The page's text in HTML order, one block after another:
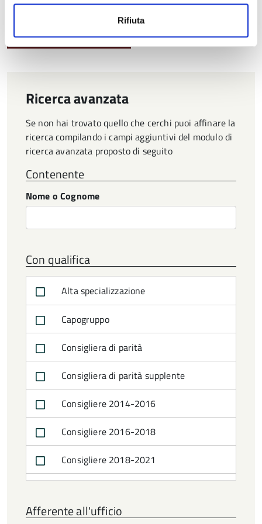
Rifiuta
Pagina1 Pagina
successiva
Ricerca avanzata
Se non hai trovato quello che cerchi puoi affinare la
ricerca compilando i campi aggiuntivi del modulo di
ricerca avanzata proposto di seguito
Contenente
Nome o Cognome
Con qualifica
Alta specializzazione
Capogruppo
Consigliera di parità
Consigliera di parità supplente
Consigliere 2014-2016
Consigliere 2016-2018
Consigliere 2018-2021
Consigliere in carica
Afferente all'ufficio